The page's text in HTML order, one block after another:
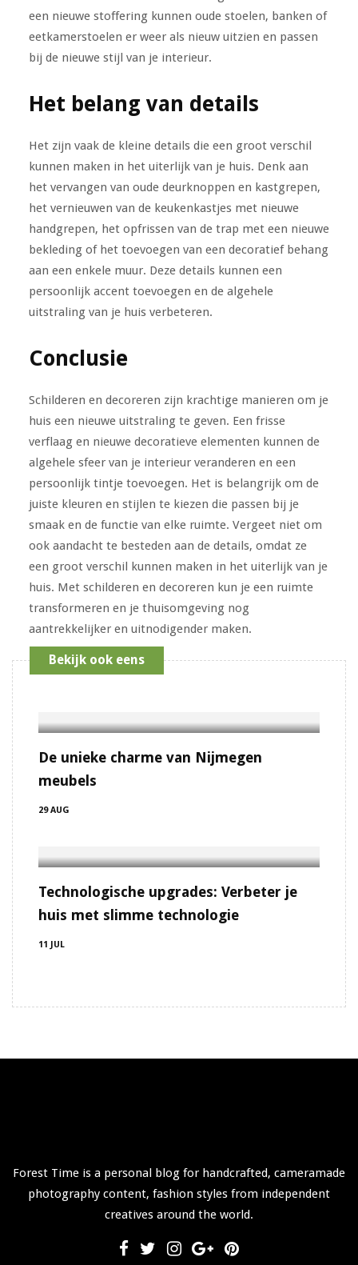
een nieuwe stoffering kunnen oude stoelen, banken of
eetkamerstoelen er weer als nieuw uitzien en passen
bij de nieuwe stijl van je interieur.
Het belang van details
Het zijn vaak de kleine details die een groot verschil
kunnen maken in het uiterlijk van je huis. Denk aan
het vervangen van oude deurknoppen en kastgrepen,
het vernieuwen van de keukenkastjes met nieuwe
handgrepen, het opfrissen van de trap met een nieuwe
bekleding of het toevoegen van een decoratief behang
aan een enkele muur. Deze details kunnen een
persoonlijk accent toevoegen en de algehele
uitstraling van je huis verbeteren.
Conclusie
Schilderen en decoreren zijn krachtige manieren om je
huis een nieuwe uitstraling te geven. Een frisse
verflaag en nieuwe decoratieve elementen kunnen de
algehele sfeer van je interieur veranderen en een
persoonlijk tintje toevoegen. Het is belangrijk om de
juiste kleuren en stijlen te kiezen die passen bij je
smaak en de functie van elke ruimte. Vergeet niet om
ook aandacht te besteden aan de details, omdat ze
een groot verschil kunnen maken in het uiterlijk van je
huis. Met schilderen en decoreren kun je een ruimte
transformeren en je thuisomgeving nog
aantrekkelijker en uitnodigender maken.
Bekijk ook eens
De unieke charme van Nijmegen
meubels
29 AUG
Technologische upgrades: Verbeter je
huis met slimme technologie
11 JUL
Forest Time is a personal blog for handcrafted, cameramade
photography content, fashion styles from independent
creatives around the world.